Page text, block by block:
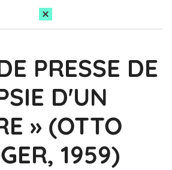
PRESSE DE
D'UN
» (OTTO
1959)